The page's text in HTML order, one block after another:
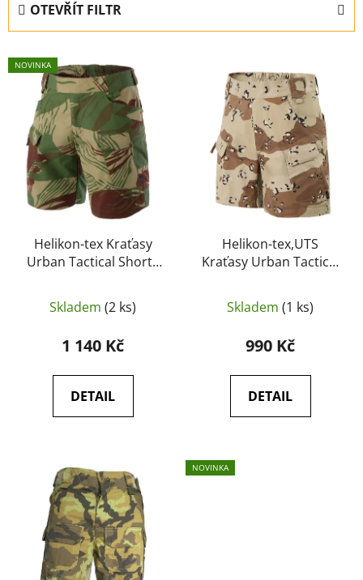
n
í
p
OTEVŘÍT FILTR
V
ý
NOVINKA
Helikon-tex Kraťasy
Urban Tactical Shorts
Skladem (2 ks)
1 140 Kč
DETAIL
Helikon-tex,UTS
Kraťasy Urban Tactical
Desert
Skladem (1 ks)
990 Kč
DETAIL
NOVINKA